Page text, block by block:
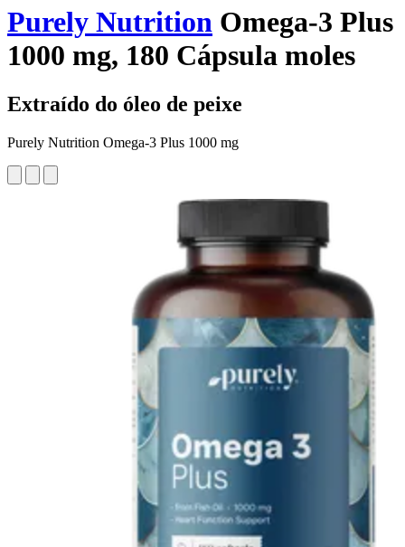
Purely Nutrition Omega-3 Plus
1000 mg, 180 Cápsula moles
Extraído do óleo de peixe
Purely Nutrition Omega-3 Plus 1000 mg